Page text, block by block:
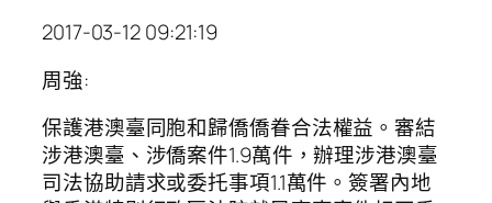
2017-03-12 09:21:19
周強:
保護港澳臺同胞和歸僑僑眷合法權益。審結
涉港澳臺、涉僑案件1.9萬件，辦理涉港澳臺
司法協助請求或委托事項1.1萬件。簽署內地